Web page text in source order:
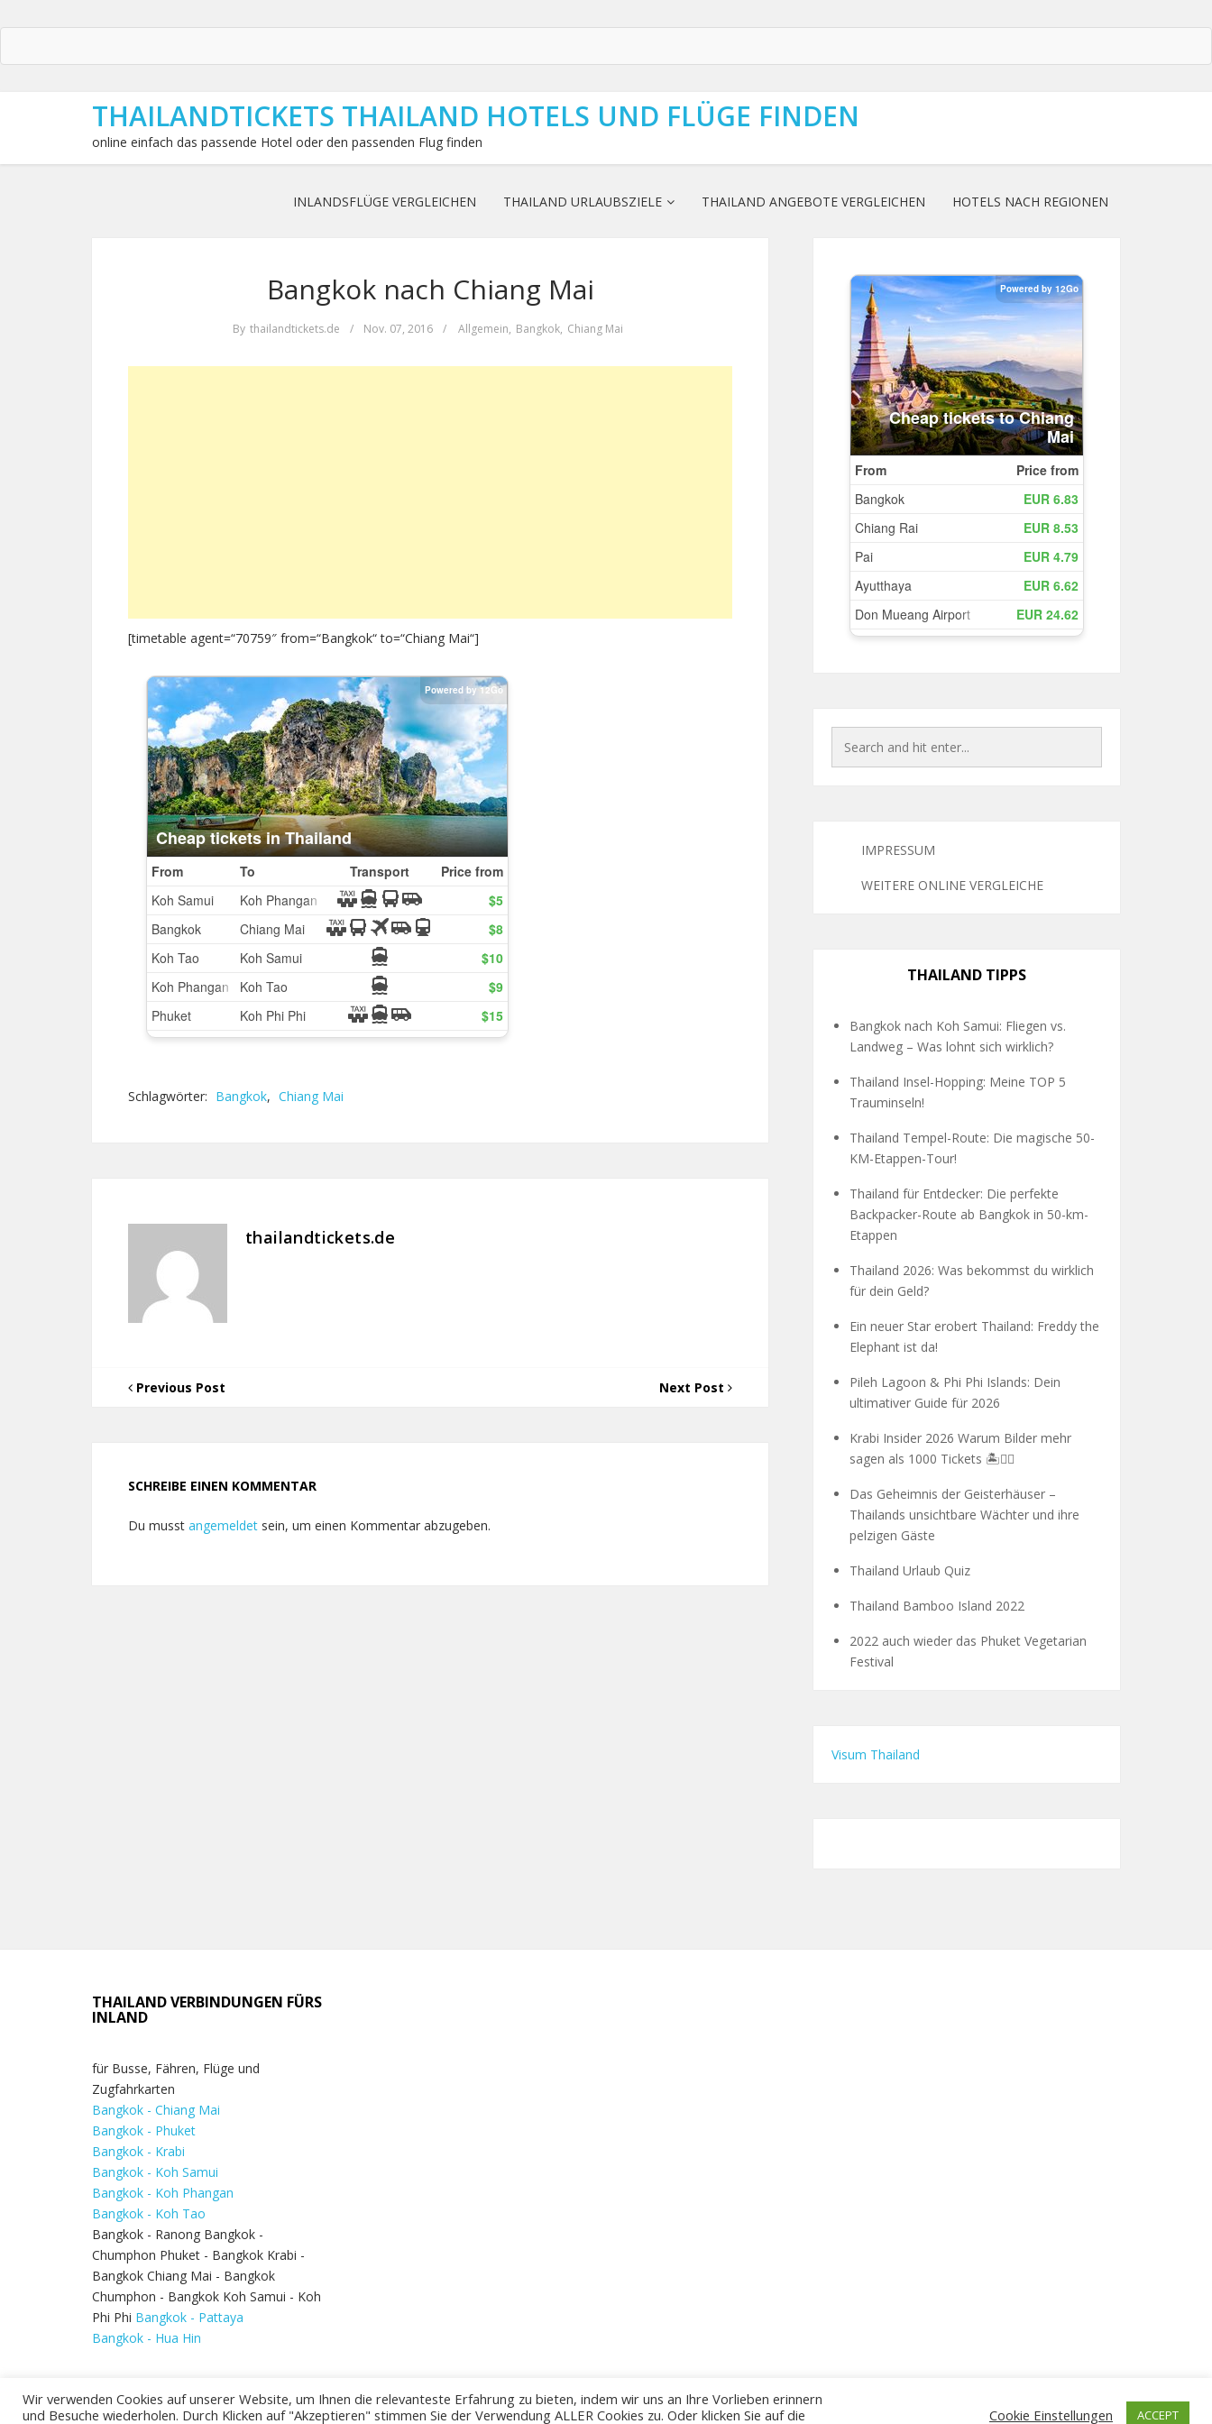
THAILANDTICKETS THAILAND HOTELS UND FLÜGE FINDEN
online einfach das passende Hotel oder den passenden Flug finden
INLANDSFLÜGE VERGLEICHEN THAILAND URLAUBSZIELE THAILAND ANGEBOTE VERGLEICHEN HOTELS NACH REGIONEN
Bangkok nach Chiang Mai
By thailandtickets.de / Nov. 07, 2016 / Allgemein, Bangkok, Chiang Mai
[timetable agent=“70759″ from=“Bangkok“ to=“Chiang Mai“]
Schlagwörter: Bangkok, Chiang Mai
thailandtickets.de
Previous Post Next Post
SCHREIBE EINEN KOMMENTAR
Du musst angemeldet sein, um einen Kommentar abzugeben.
IMPRESSUM
WEITERE ONLINE VERGLEICHE
THAILAND TIPPS
Bangkok nach Koh Samui: Fliegen vs.
Landweg – Was lohnt sich wirklich?
Thailand Insel-Hopping: Meine TOP 5
Trauminseln!
Thailand Tempel-Route: Die magische 50-
KM-Etappen-Tour!
Thailand für Entdecker: Die perfekte
Backpacker-Route ab Bangkok in 50-km-
Etappen
Thailand 2026: Was bekommst du wirklich
für dein Geld?
Ein neuer Star erobert Thailand: Freddy the
Elephant ist da!
Pileh Lagoon & Phi Phi Islands: Dein
ultimativer Guide für 2026
Krabi Insider 2026 Warum Bilder mehr
sagen als 1000 Tickets 🏝️🧗‍♂️
Das Geheimnis der Geisterhäuser –
Thailands unsichtbare Wächter und ihre
pelzigen Gäste
Thailand Urlaub Quiz
Thailand Bamboo Island 2022
2022 auch wieder das Phuket Vegetarian
Festival
Visum Thailand
THAILAND VERBINDUNGEN FÜRS
INLAND
für Busse, Fähren, Flüge und
Zugfahrkarten
Bangkok - Chiang Mai
Bangkok - Phuket
Bangkok - Krabi
Bangkok - Koh Samui
Bangkok - Koh Phangan
Bangkok - Koh Tao
Bangkok - Ranong Bangkok -
Chumphon Phuket - Bangkok Krabi -
Bangkok Chiang Mai - Bangkok
Chumphon - Bangkok Koh Samui - Koh
Phi Phi Bangkok - Pattaya
Bangkok - Hua Hin
Wir verwenden Cookies auf unserer Website, um Ihnen die relevanteste Erfahrung zu bieten, indem wir uns an Ihre Vorlieben erinnern
und Besuche wiederholen. Durch Klicken auf "Akzeptieren" stimmen Sie der Verwendung ALLER Cookies zu. Oder klicken Sie auf die
Cookie Einstellungen ACCEPT